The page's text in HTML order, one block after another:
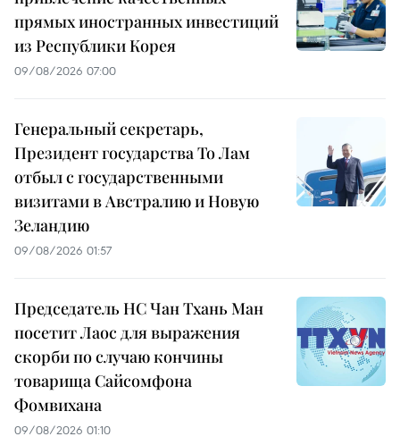
прямых иностранных инвестиций
из Республики Корея
09/08/2026 07:00
Генеральный секретарь,
Президент государства То Лам
отбыл с государственными
визитами в Австралию и Новую
Зеландию
09/08/2026 01:57
Председатель НС Чан Тхань Ман
посетит Лаос для выражения
скорби по случаю кончины
товарища Сайсомфона
Фомвихана
09/08/2026 01:10